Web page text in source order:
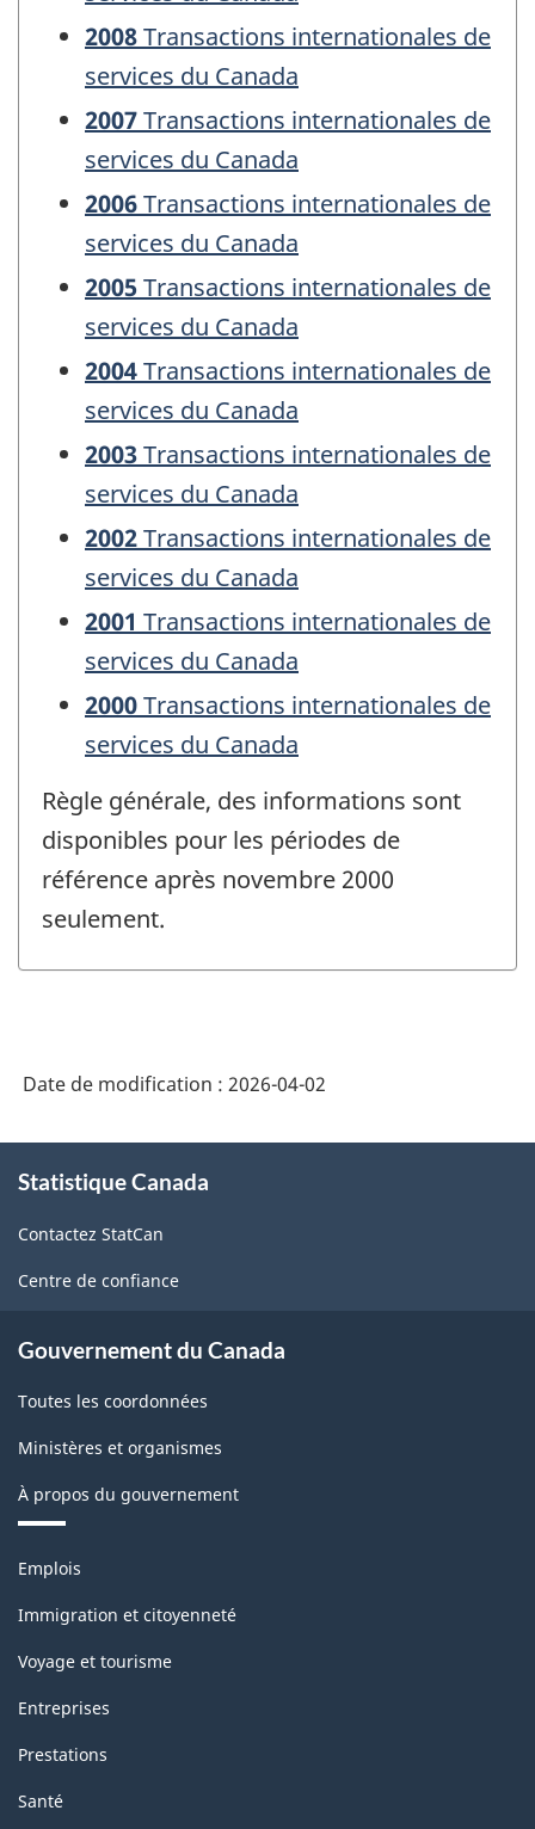
2008Transactions internationales de
services du Canada
2007Transactions internationales de
services du Canada
2006Transactions internationales de
services du Canada
2005Transactions internationales de
services du Canada
2004Transactions internationales de
services du Canada
2003Transactions internationales de
services du Canada
2002Transactions internationales de
services du Canada
2001 Transactions internationales de
services du Canada
2000Transactions internationales de
services du Canada
Règle générale, des informations sont
disponibles pour les périodes de
référence après novembre 2000
seulement.
Date de modification : 2026-04-02
propos
ce
site
Statistique Canada
Contactez StatCan
Centre de confiance
Gouvernement du Canada
Toutes les coordonnées
Ministères et organismes
À propos du gouvernement
Thèmes
sujets
Emplois
Immigration et citoyenneté
Voyage et tourisme
Entreprises
Prestations
Santé